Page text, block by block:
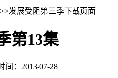
>>发展受阻第三季下载页面
第13集
间：2013-07-28